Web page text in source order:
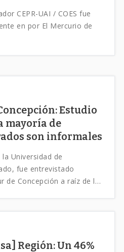
CEPR-UAI / COES fue
en por El Mercurio de
Estudio
mayoría de
son informales
la Universidad de
fue entrevistado
de Concepción a raíz de los
Región: Un 46%